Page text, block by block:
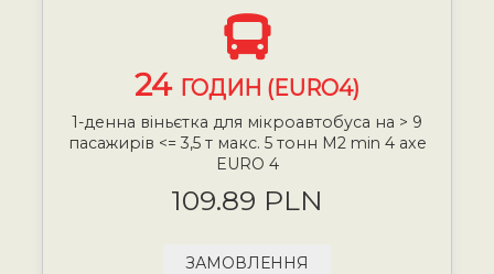
24 ГОДИН (EURO4)
1-денна віньєтка для мікроавтобуса на > 9
пасажирів <= 3,5 т макс. 5 тонн М2 min 4 axe
EURO 4
109.89 PLN
ЗАМОВЛЕННЯ